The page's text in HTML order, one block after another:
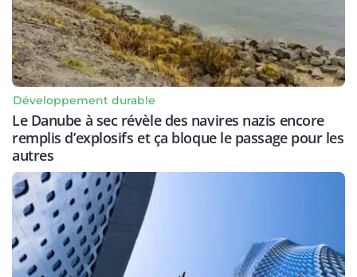
Développement durable
Le Danube à sec révèle des navires nazis encore
remplis d’explosifs et ça bloque le passage pour les
autres